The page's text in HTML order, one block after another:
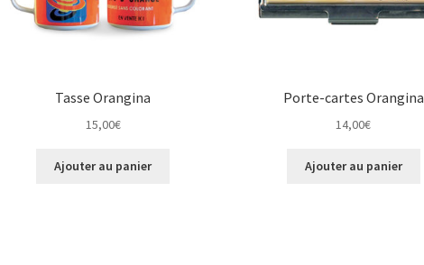
Tasse Orangina
15,00€
Ajouter au panier
Porte-cartes Orangina
14,00€
Ajouter au panier